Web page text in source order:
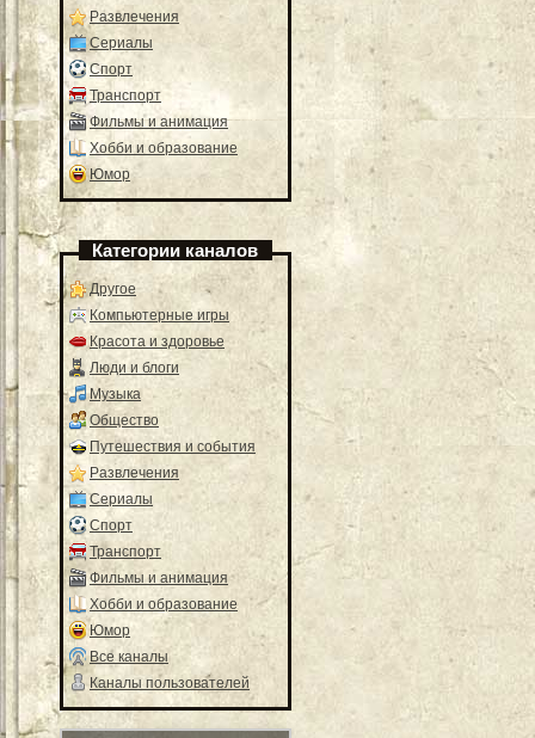
Развлечения
Сериалы
Спорт
Транспорт
Фильмы и анимация
Хобби и образование
Юмор
Категории каналов
Другое
Компьютерные игры
Красота и здоровье
Люди и блоги
Музыка
Общество
Путешествия и события
Развлечения
Сериалы
Спорт
Транспорт
Фильмы и анимация
Хобби и образование
Юмор
Все каналы
Каналы пользователей